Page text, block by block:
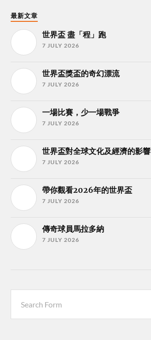
最新文章
世界盃 盡「程」跑
7 JULY 2026
世界盃獎盃的奇幻漂流
7 JULY 2026
一場比賽，少一場戰爭
7 JULY 2026
世界盃對全球文化及經濟的影響
7 JULY 2026
帶你觀看2026年的世界盃
7 JULY 2026
傳奇球員馬拉多納
7 JULY 2026